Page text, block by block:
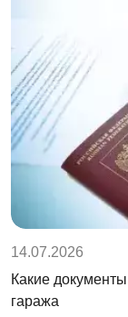
14.07.2026
Какие
гаража